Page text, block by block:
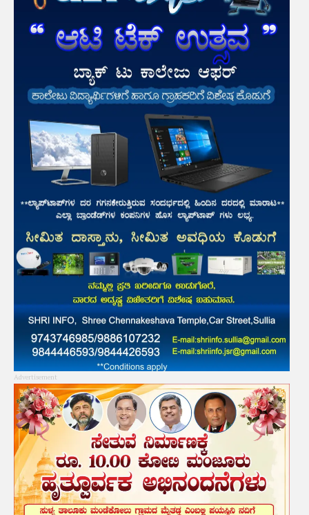
Advertisement